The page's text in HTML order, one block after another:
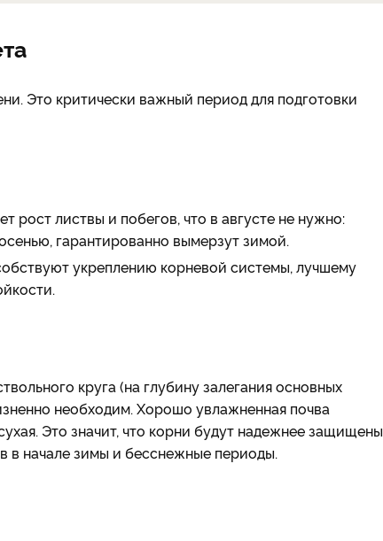
Это критически важный период для подготовки
рост листвы и побегов, что в августе не нужно:
гарантированно вымерзут зимой.
укреплению корневой системы, лучшему
круга (на глубину залегания основных
необходим. Хорошо увлажненная почва
Это значит, что корни будут надежнее защищены
в начале зимы и бесснежные периоды.